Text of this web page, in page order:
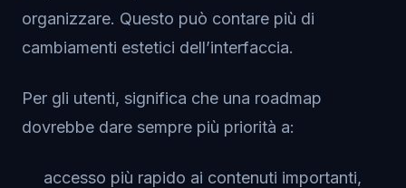
organizzare. Questo può contare più di
cambiamenti estetici dell’interfaccia.
Per gli utenti, significa che una roadmap
dovrebbe dare sempre più priorità a:
accesso più rapido ai contenuti importanti,